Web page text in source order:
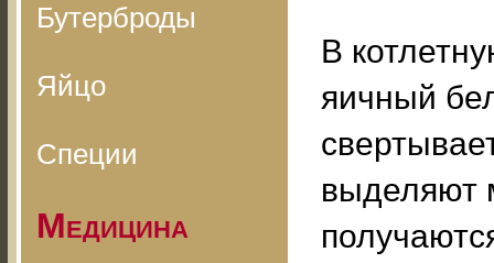
Бутерброды
Яйцо
Специи
Медицина
В
яичный
выделяют